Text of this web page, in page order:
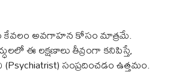
అవగాహన కోసం మాత్రమే.
ఈ లక్షణాలు తీవ్రంగా కనిపిస్తే,
సంప్రదించడం ఉత్తమం.